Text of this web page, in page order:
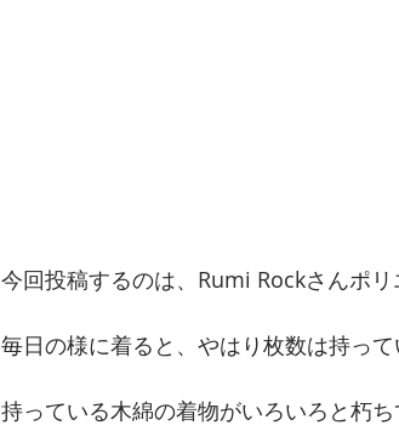
今回投稿するのは、Rumi Rockさんポリ
毎日の様に着ると、やはり枚数は持って
持っている木綿の着物がいろいろと朽ち